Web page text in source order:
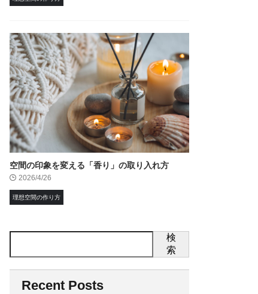
空間の印象を変える「香り」の取り入れ方
2026/4/26
理想空間の作り方
検
索
Recent Posts